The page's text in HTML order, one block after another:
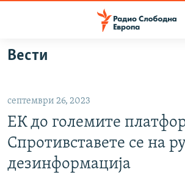
Оди
на
главната
навигација
Премини
на
ВИЗУЕЛНО
ВЕСТИ
ШТО ТРЕБА ДА ЗНАЕТЕ
ПРИЈАВИ СЕ ЗА ЊУЗЛЕТЕР
Вести
септември 26, 2023
ЕК до големите
Спротивставете се на
дезинформација